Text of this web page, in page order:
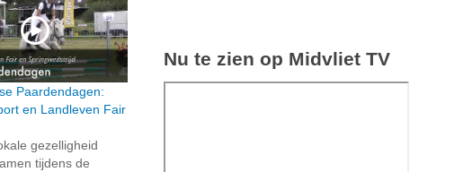
Paardendagen:
en Landleven Fair
gezelligheid
tijdens de
Nu te zien op Midvliet TV